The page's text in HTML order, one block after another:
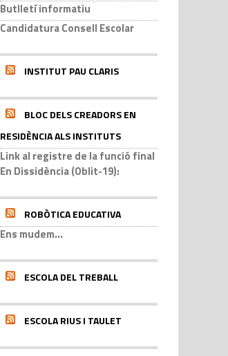
Butlletí informatiu
Candidatura Consell Escolar
INSTITUT PAU CLARIS
BLOC DELS CREADORS EN
RESIDÈNCIA ALS INSTITUTS
Link al registre de la funció final
En Dissidència (Oblit-19):
ROBÒTICA EDUCATIVA
Ens mudem...
ESCOLA DEL TREBALL
ESCOLA RIUS I TAULET